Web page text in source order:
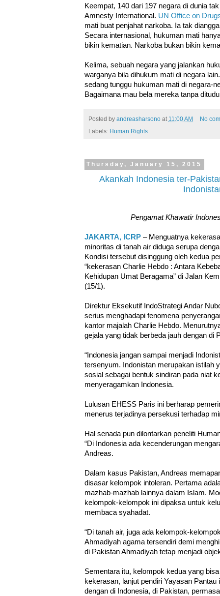
Keempat, 140 dari 197 negara di dunia
Amnesty International. UN Office on
mati buat penjahat narkoba. Ia tak
Secara internasional, hukuman mati
bikin kematian. Narkoba bukan bikin
Kelima, sebuah negara yang jalankan
warganya bila dihukum mati di negara
sedang tunggu hukuman mati di negara-
Bagaimana mau bela mereka tanpa
Posted by andreasharsono at 11:00 AM
No
Labels: Human Rights
Thursday, January 15, 2015
Akankah Indonesia ter-
Pengamat Khawatir
JAKARTA, ICRP – Menguatnya
minoritas di tanah air diduga serupa
Kondisi tersebut disinggung oleh kedua
“kekerasan Charlie Hebdo : Antara
Kehidupan Umat Beragama” di Jalan
(15/1).
Direktur Eksekutif IndoStrategi Andar
serius menghadapi fenomena
kantor majalah Charlie Hebdo.
gejala yang tidak berbeda jauh dengan di
“Indonesia jangan sampai menjadi
tersenyum. Indonistan merupakan istilah
sosial sebagai bentuk sindiran pada niat
menyeragamkan Indonesia.
Lulusan EHESS Paris ini berharap
menerus terjadinya persekusi terhadap
Hal senada pun dilontarkan peneliti
“Di Indonesia ada kecenderungan
Andreas.
Dalam kasus Pakistan, Andreas
disasar kelompok intoleran. Pertama
mazhab-mazhab lainnya dalam Islam.
kelompok-kelompok ini dipaksa untuk
membaca syahadat.
“Di tanah air, juga ada kelompok-
Ahmadiyah agama tersendiri demi
di Pakistan Ahmadiyah tetap menjadi
Sementara itu, kelompok kedua yang
kekerasan, lanjut pendiri Yayasan Pantau
dengan di Indonesia, di Pakistan,